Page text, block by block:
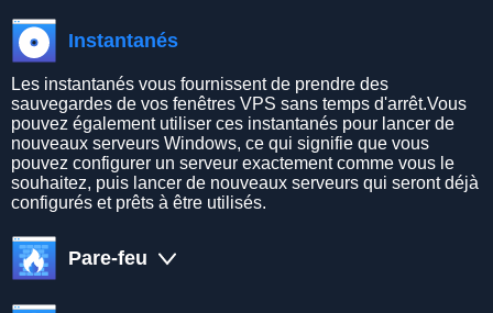
Instantanés
Les instantanés vous fournissent de prendre des
sauvegardes de vos fenêtres VPS sans temps d'arrêt.Vous
pouvez également utiliser ces instantanés pour lancer de
nouveaux serveurs Windows, ce qui signifie que vous
pouvez configurer un serveur exactement comme vous le
souhaitez, puis lancer de nouveaux serveurs qui seront déjà
configurés et prêts à être utilisés.
Pare-feu